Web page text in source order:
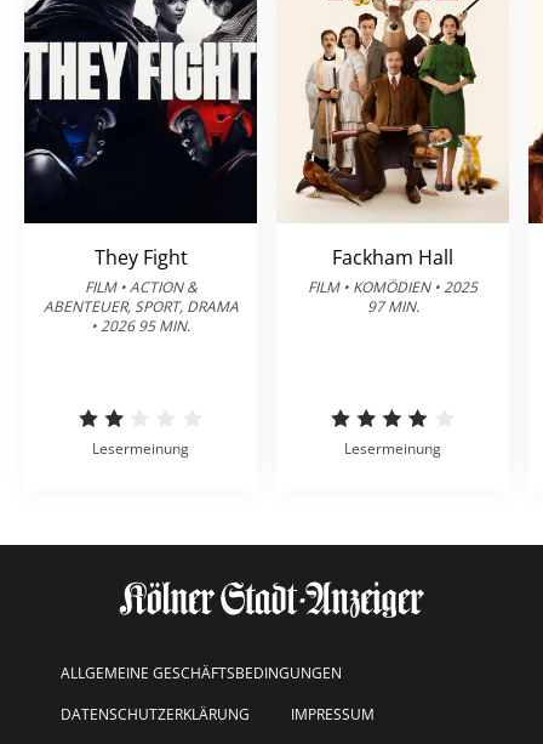
They Fight
FILM • ACTION &
ABENTEUER, SPORT, DRAMA
• 2026 95 MIN.
Lesermeinung
Fackham Hall
FILM • KOMÖDIEN • 2025
97 MIN.
Lesermeinung
ALLGEMEINE GESCHÄFTSBEDINGUNGEN
DATENSCHUTZERKLÄRUNG
IMPRESSUM